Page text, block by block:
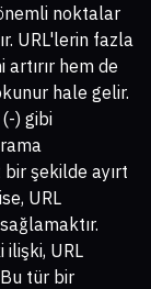
noktalar
URL'lerin fazla
artırır hem de
hale gelir.
) gibi
şekilde ayırt
URL
ilişki, URL
tür bir